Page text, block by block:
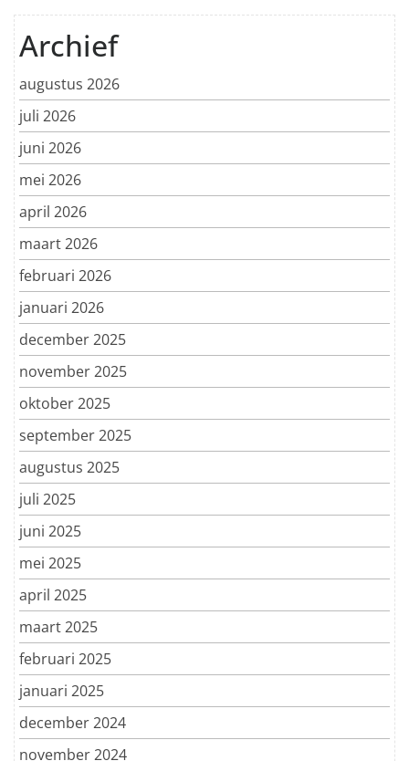
Archief
augustus 2026
juli 2026
juni 2026
mei 2026
april 2026
maart 2026
februari 2026
januari 2026
december 2025
november 2025
oktober 2025
september 2025
augustus 2025
juli 2025
juni 2025
mei 2025
april 2025
maart 2025
februari 2025
januari 2025
december 2024
november 2024